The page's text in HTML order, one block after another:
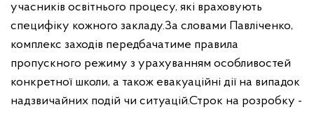
учасників освітнього процесу, які враховують
специфіку кожного закладу.За словами Павліченко,
комплекс заходів передбачатиме правила
пропускного режиму з урахуванням особливостей
конкретної школи, а також евакуаційні дії на випадок
надзвичайних подій чи ситуацій.Строк на розробку -